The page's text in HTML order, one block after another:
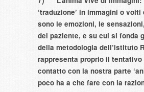
‘traduzione’ in immagini o volti
sono le emozioni, le
del paziente, e su cui si fonda
della metodologia dell’istituto
rappresenta proprio il
contatto con la nostra parte
poco ha a che fare con la